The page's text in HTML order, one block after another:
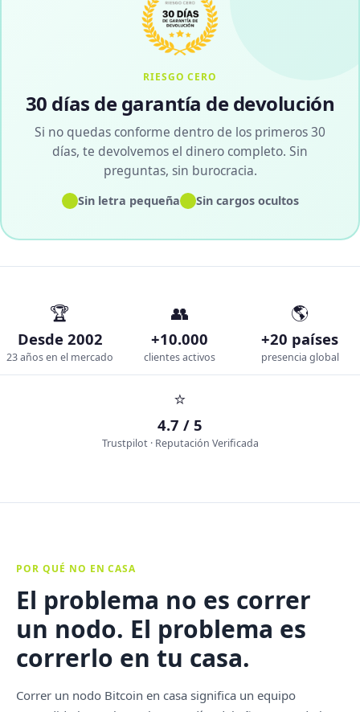
RIESGO CERO
30 días de garantía de devolución
Si no quedas conforme dentro de los primeros 30
días, te devolvemos el dinero completo. Sin
preguntas, sin burocracia.
✓Sin letra pequeña✓Sin cargos ocultos
🏆
Desde 2002
23 años en el mercado
👥
+10.000
clientes activos
🌎
+20 países
presencia global
⭐
4.7 / 5
Trustpilot · Reputación Verificada
POR QUÉ NO EN CASA
El problema no es correr
un nodo. El problema es
correrlo en tu casa.
Correr un nodo Bitcoin en casa significa un equipo